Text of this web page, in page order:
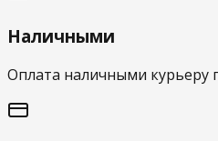
Наличными
Оплата наличными курьеру